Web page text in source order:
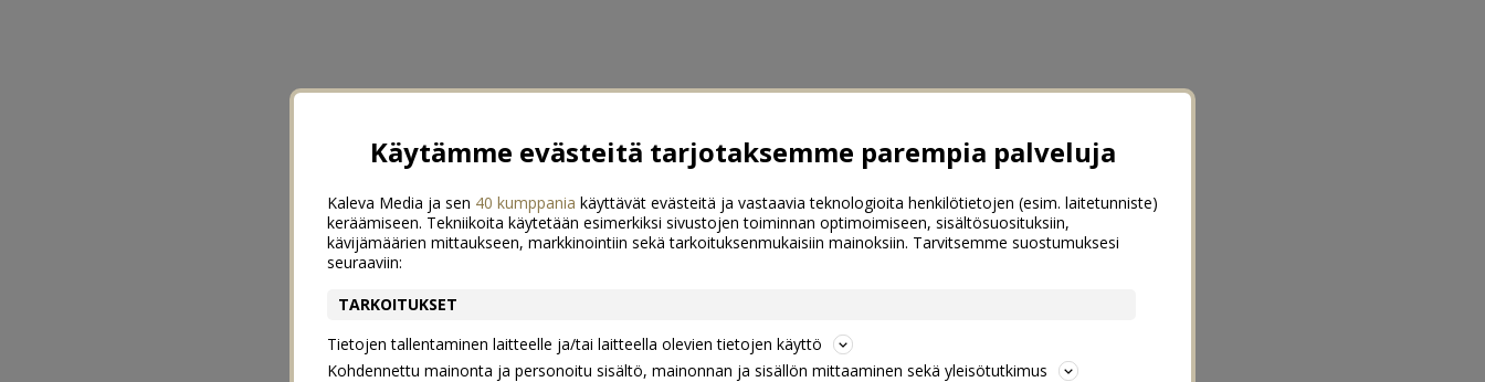
Käytämme evästeitä tarjotaksemme parempia palveluja
Kaleva Media ja sen 40 kumppania käyttävät evästeitä ja vastaavia teknologioita henkilötietojen (esim. laitetunniste)
keräämiseen. Tekniikoita käytetään esimerkiksi sivustojen toiminnan optimoimiseen, sisältösuosituksiin,
kävijämäärien mittaukseen, markkinointiin sekä tarkoituksenmukaisiin mainoksiin. Tarvitsemme suostumuksesi
seuraaviin:
TARKOITUKSET
Tietojen tallentaminen laitteelle ja/tai laitteella olevien tietojen käyttö
Kohdennettu mainonta ja personoitu sisältö, mainonnan ja sisällön mittaaminen sekä yleisötutkimus